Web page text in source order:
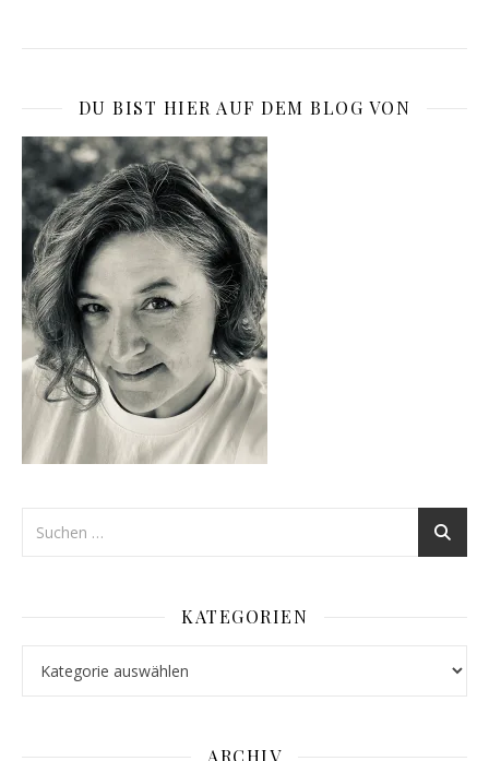
DU BIST HIER AUF DEM BLOG VON
KATEGORIEN
ARCHIV